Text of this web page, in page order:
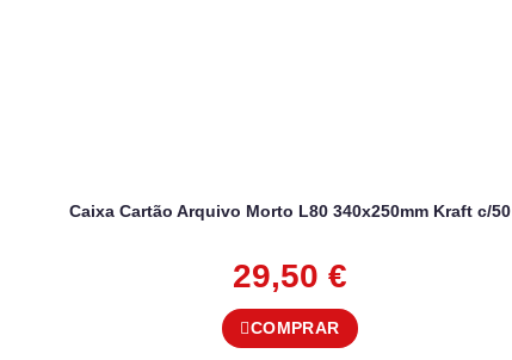
Caixa Cartão Arquivo Morto L80 340x250mm Kraft c/50
29,50 €
COMPRAR